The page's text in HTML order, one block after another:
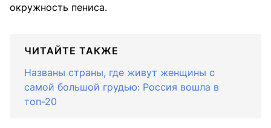
окружность пениса.
ЧИТАЙТЕ ТАКЖЕ
Названы страны, где живут женщины с
самой большой грудью: Россия вошла в
топ-20